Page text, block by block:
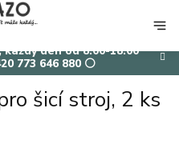
den od 8:00-18:00
773 646 880 ⚪
KOŠÍK
šicí stroj, 2 ks